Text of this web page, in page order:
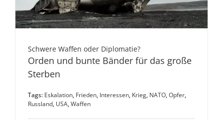
Schwere Waffen oder Diplomatie?
Orden und bunte Bänder für das große
Sterben
Tags: Eskalation, Frieden, Interessen, Krieg, NATO,Opfer,
Russland, USA,Waffen